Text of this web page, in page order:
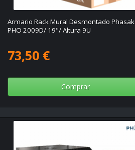
Armario Rack Mural Desmontado Phasak
PHO 2009D/ 19"/ Altura 9U
73,50 €
Comprar